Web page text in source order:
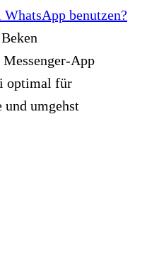
benutzen?
App
optimal für
umgehst